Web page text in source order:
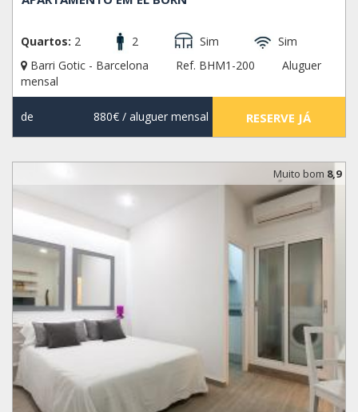
Quartos: 2 2 Sim
Sim
Barri Gotic - Barcelona
Ref. BHM1-200
Aluguer
mensal
de 880€/ aluguer mensal RESERVE JÁ
Muito bom 8,9